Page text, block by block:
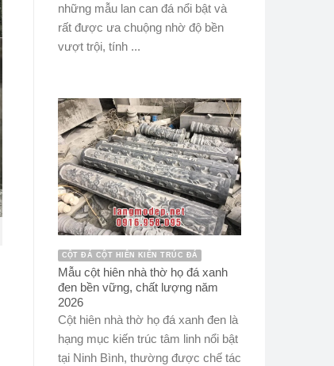
những mẫu lan can đá nổi bật và
rất được ưa chuộng nhờ độ bền
vượt trội, tính ...
CỘT ĐÁ CỘT HIÊN KIẾN TRÚC ĐÁ
Mẫu cột hiên nhà thờ họ đá xanh
đen bền vững, chất lượng năm
2026
Cột hiên nhà thờ họ đá xanh đen là
hạng mục kiến trúc tâm linh nổi bật
tại Ninh Bình, thường được chế tác